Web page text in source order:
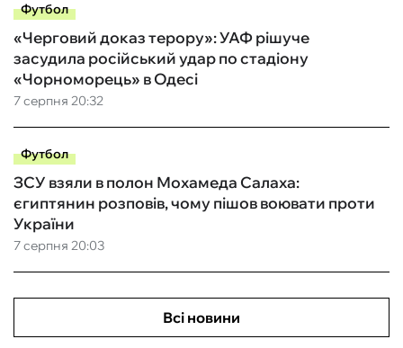
Футбол
7 серпня 20:32
«Черговий доказ терору»: УАФ рішуче
засудила російський удар по стадіону
«Чорноморець» в Одесі
Футбол
7 серпня 20:03
ЗСУ взяли в полон Мохамеда Салаха:
єгиптянин розповів, чому пішов воювати проти
України
Всі новини